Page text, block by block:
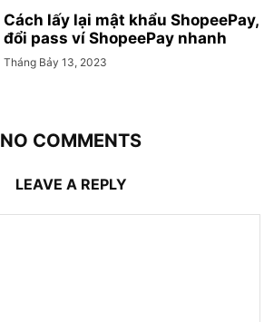
Cách lấy lại mật khẩu ShopeePay,
đổi pass ví ShopeePay nhanh
Tháng Bảy 13, 2023
NO COMMENTS
LEAVE A REPLY